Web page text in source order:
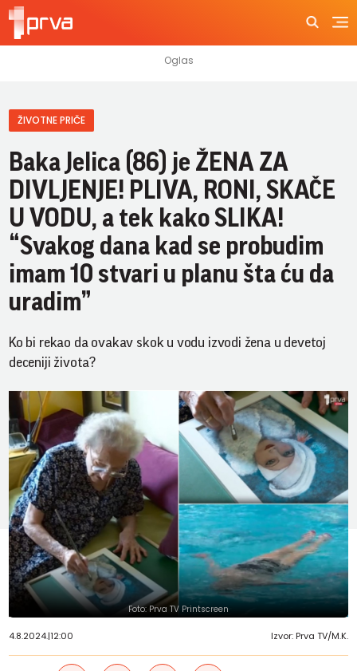
ŽIVOTNE PRIČE
Baka Jelica (86) je ŽENA ZA
DIVLJENJE! PLIVA, RONI, SKAČE
U VODU, a tek kako SLIKA!
“Svakog dana kad se probudim
imam 10 stvari u planu šta ću da
uradim”
Ko bi rekao da ovakav skok u vodu izvodi žena u devetoj
deceniji života?
Foto: Prva TV Printscreen
4.8.2024.|12:00 Izvor: Prva TV/M.K.